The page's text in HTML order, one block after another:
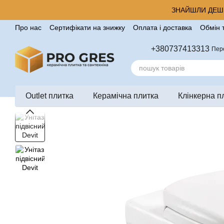
ЗНАЙШЛИ
Про нас Сертифікати на знижку Оплата і доставка
Обмін
+380737413313
Outlet плитка Керамічна плитка Клінкерна